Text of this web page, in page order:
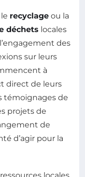
recyclage ou la
déchets locales
des
sur leurs
à
direct de leurs
témoignages de
projets de
de
d’agir pour la